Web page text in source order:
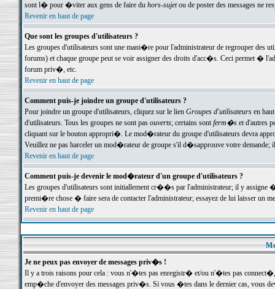
sont l� pour �viter aux gens de faire du hors-sujetou de poster des messages ne
Revenir en haut de page
Que sont les groupes d'utilisateurs ?
Les groupes d'utilisateurs sont une mani�re pour l'administrateur de regrouper des
forums) et chaque groupe peut se voir assigner des droits d'acc�s. Ceci permet
forum priv�, etc.
Revenir en haut de page
Comment puis-je joindre un groupe d'utilisateurs ?
Pour joindre un groupe d'utilisateurs, cliquez sur le lien Groupes d'utilisateursen haut
d'utilisateurs. Tous les groupes ne sont pas ouverts; certains sontferm�set d'autres
cliquant sur le bouton appropri�. Le mod�rateur du groupe d'utilisateurs devra
Veuillez ne pas harceler un mod�rateur de groupe s'il d�sapprouve votre demande;
Revenir en haut de page
Comment puis-je devenir le mod�rateur d'un groupe d'utilisateurs ?
Les groupes d'utilisateurs sont initiallement cr��s par l'administrateur; il y
premi�re chose � faire sera de contacter l'administrateur; essayez de lui laisser un
Revenir en haut de page
Je ne peux pas envoyer de messages priv�s !
Il y a trois raisons pour cela : vous n'�tes pas enregistr� et/ou n'�tes pas
emp�che d'envoyer des messages priv�s. Si vous �tes dans le dernier cas, vous